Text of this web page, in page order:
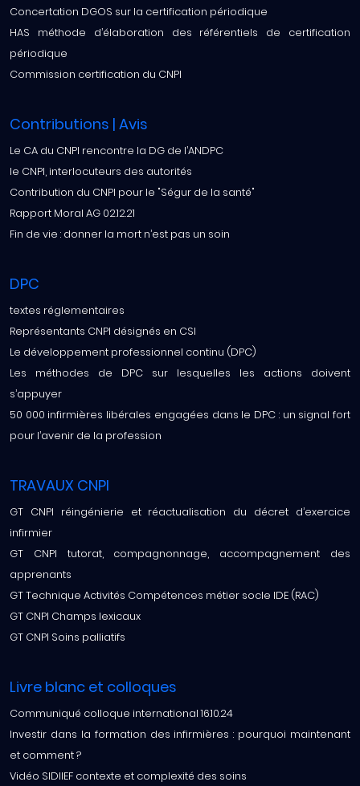
Concertation DGOS sur la certification périodique
HAS méthode d’élaboration des référentiels de certification
périodique
Commission certification du CNPI
Contributions | Avis
Le CA du CNPI rencontre la DG de l’ANDPC
le CNPI, interlocuteurs des autorités
Contribution du CNPI pour le "Ségur de la santé"
Rapport Moral AG 02.12.21
Fin de vie : donner la mort n’est pas un soin
DPC
textes réglementaires
Représentants CNPI désignés en CSI
Le développement professionnel continu (DPC)
Les méthodes de DPC sur lesquelles les actions doivent
s’appuyer
50 000 infirmières libérales engagées dans le DPC : un signal fort
pour l’avenir de la profession
TRAVAUX CNPI
GT CNPI réingénierie et réactualisation du décret d’exercice
infirmier
GT CNPI tutorat, compagnonnage, accompagnement des
apprenants
GT Technique Activités Compétences métier socle IDE (RAC)
GT CNPI Champs lexicaux
GT CNPI Soins palliatifs
Livre blanc et colloques
Communiqué colloque international 16.10.24
Investir dans la formation des infirmières : pourquoi maintenant
et comment ?
Vidéo SIDIIEF contexte et complexité des soins